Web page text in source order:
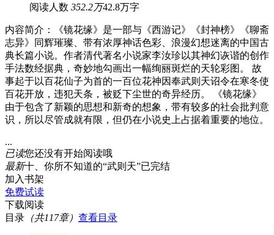
阅读人数 352.2万42.8万字
内容简介：《镜花缘》是一部与《西游记》《封神榜》《聊斋
志异》同辉璀璨、带有浓厚神话色彩、浪漫幻想迷离的中国古
典长篇小说。作者清代著名小说家李汝珍以其神幻诙谐的创作
手法数经据典，奇妙地勾画出一幅绚丽斑烂的天轮彩图。 故
事起于以百花仙子为首的一百位花神因奉武则天诏令在寒冬使
百花开放，违犯天条，被贬下尘世的奇异经历。 《镜花缘》
由于包含了新颖的思想和新奇的想象，带有较多的社会批判意
识，所以尽管成就有限，但仍在小说史上占据着重要的地位。
...
已读您还没有开始阅读哦
最新十、你所不知道的“武则天”已完结
加入书架
免费试读
下载阅读
目录 （共117章） 查看目录